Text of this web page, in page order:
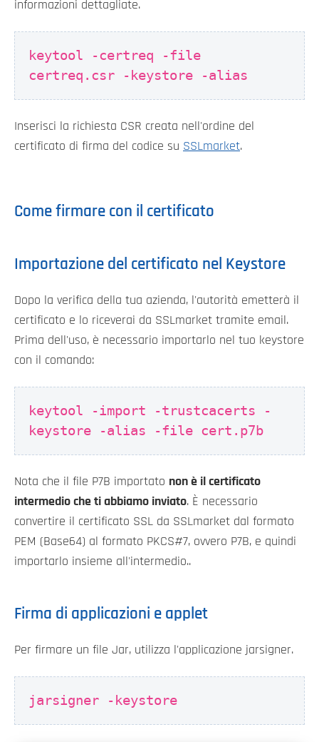
informazioni dettagliate.
keytool -certreq -file
certreq.csr -keystore
-alias
Inserisci la richiesta CSR creata nell'ordine del
certificato di firma del codice su SSLmarket.
Come firmare con il certificato
Importazione del certificato nel Keystore
Dopo la verifica della tua azienda, l'autorità emetterà il
certificato e lo riceverai da SSLmarket tramite email.
Prima dell'uso, è necessario importarlo nel tuo keystore
con il comando:
keytool -import -trustcacerts -
keystore
-alias -file cert.p7b
Nota che il file P7B importato non è il certificato
intermedio che ti abbiamo inviato. È necessario
convertire il certificato SSL da SSLmarket dal formato
PEM (Base64) al formato PKCS#7, ovvero P7B, e quindi
importarlo insieme all'intermedio..
Firma di applicazioni e applet
Per firmare un file Jar, utilizza l'applicazione jarsigner.
jarsigner -keystore